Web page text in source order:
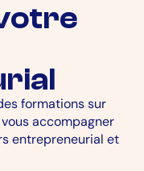
formations sur
accompagner
entrepreneurial et